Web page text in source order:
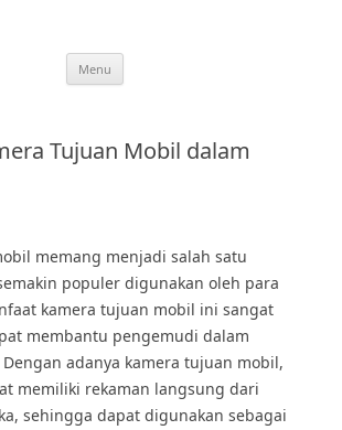
Menu
Tujuan Mobil dalam
memang menjadi salah satu
populer digunakan oleh para
kamera tujuan mobil ini sangat
membantu pengemudi dalam
adanya kamera tujuan mobil,
memiliki rekaman langsung dari
sehingga dapat digunakan sebagai